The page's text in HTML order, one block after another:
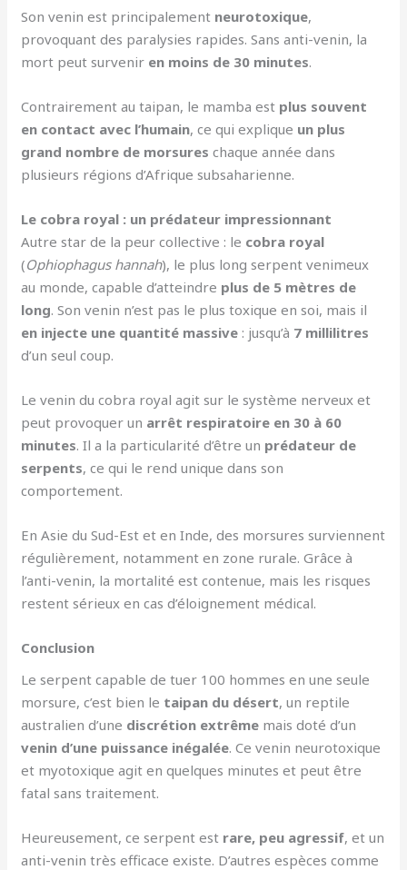
Son venin est principalement neurotoxique,
provoquant des paralysies rapides. Sans anti-venin, la
mort peut survenir en moins de 30 minutes.
Contrairement au taipan, le mamba est plus souvent
en contact avec l’humain, ce qui explique un plus
grand nombre de morsures chaque année dans
plusieurs régions d’Afrique subsaharienne.
Le cobra royal : un prédateur impressionnant
Autre star de la peur collective : le cobra royal
(Ophiophagus hannah), le plus long serpent venimeux
au monde, capable d’atteindre plus de 5 mètres de
long. Son venin n’est pas le plus toxique en soi, mais il
en injecte une quantité massive : jusqu’à 7 millilitres
d’un seul coup.
Le venin du cobra royal agit sur le système nerveux et
peut provoquer un arrêt respiratoire en 30 à 60
minutes. Il a la particularité d’être un prédateur de
serpents, ce qui le rend unique dans son
comportement.
En Asie du Sud-Est et en Inde, des morsures surviennent
régulièrement, notamment en zone rurale. Grâce à
l’anti-venin, la mortalité est contenue, mais les risques
restent sérieux en cas d’éloignement médical.
Conclusion
Le serpent capable de tuer 100 hommes en une seule
morsure, c’est bien le taipan du désert, un reptile
australien d’une discrétion extrême mais doté d’un
venin d’une puissance inégalée. Ce venin neurotoxique
et myotoxique agit en quelques minutes et peut être
fatal sans traitement.
Heureusement, ce serpent est rare, peu agressif, et un
anti-venin très efficace existe. D’autres espèces comme